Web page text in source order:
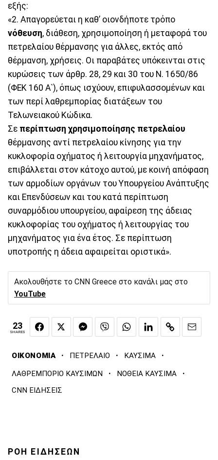
εξής:
«2. Απαγορεύεται η καθ’ οιονδήποτε τρόπο
νόθευση, διάθεση, χρησιμοποίηση ή μεταφορά του
πετρελαίου θέρμανσης για άλλες, εκτός από
θέρμανση, χρήσεις. Οι παραβάτες υπόκεινται στις
κυρώσεις των άρθρ. 28, 29 και 30 του Ν. 1650/86
(ΦΕΚ 160 Α`), όπως ισχύουν, επιφυλασσομένων και
των περί λαθρεμπορίας διατάξεων του
Τελωνειακού Κώδικα.
Σε περίπτωση χρησιμοποίησης πετρελαίου
θέρμανσης αντί πετρελαίου κίνησης για την
κυκλοφορία οχήματος ή λειτουργία μηχανήματος,
επιβάλλεται στον κάτοχο αυτού, με κοινή απόφαση
των αρμοδίων οργάνων του Υπουργείου Ανάπτυξης
και Επενδύσεων και του κατά περίπτωση
συναρμόδιου υπουργείου, αφαίρεση της άδειας
κυκλοφορίας του οχήματος ή λειτουργίας του
μηχανήματος για ένα έτος. Σε περίπτωση
υποτροπής η άδεια αφαιρείται οριστικά».
Ακολουθήστε το CNN Greece στο κανάλι μας στο
YouTube
23
SHARES
ΟΙΚΟΝΟΜΙΑ · ΠΕΤΡΕΛΑΙΟ · ΚΑΥΣΙΜΑ ·
ΛΑΘΡΕΜΠΟΡΙΟ ΚΑΥΣΙΜΩΝ · ΝΟΘΕΙΑ ΚΑΥΣΙΜΑ ·
CNN ΕΙΔΗΣΕΙΣ
ΡΟΗ ΕΙΔΗΣΕΩΝ